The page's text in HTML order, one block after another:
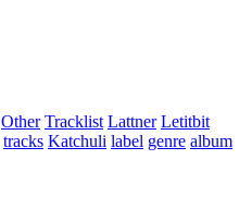
Other Tracklist Lattner Letitbit
tracks Katchuli label genre album